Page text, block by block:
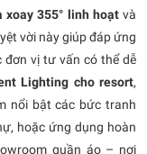
xoay 355° linh hoạtvà
vời này giúp đáp ứng
đơn vị tư vấn có thể dễ
Lighting cho resort,
nổi bật các bức tranh
hoặc ứng dụng hoàn
quần áo – nơi